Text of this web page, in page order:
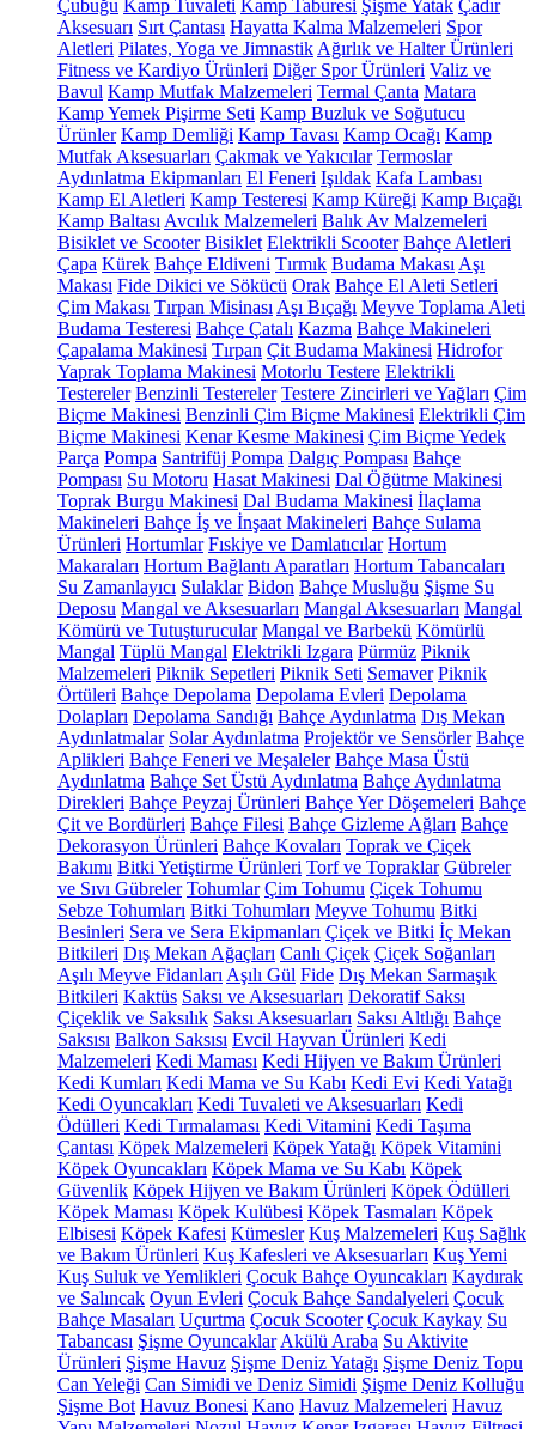
Çubuğu Kamp Tuvaleti Kamp Taburesi Şişme Yatak Çadır
Aksesuarı Sırt Çantası Hayatta Kalma Malzemeleri Spor
Aletleri Pilates, Yoga ve Jimnastik Ağırlık ve Halter Ürünleri
Fitness ve Kardiyo Ürünleri Diğer Spor Ürünleri Valiz ve
Bavul Kamp Mutfak Malzemeleri Termal Çanta Matara
Kamp Yemek Pişirme Seti Kamp Buzluk ve Soğutucu
Ürünler Kamp Demliği Kamp Tavası Kamp Ocağı Kamp
Mutfak Aksesuarları Çakmak ve Yakıcılar Termoslar
Aydınlatma Ekipmanları El Feneri Işıldak Kafa Lambası
Kamp El Aletleri Kamp Testeresi Kamp Küreği Kamp Bıçağı
Kamp Baltası Avcılık Malzemeleri Balık Av Malzemeleri
Bisiklet ve Scooter Bisiklet Elektrikli Scooter Bahçe Aletleri
Çapa Kürek Bahçe Eldiveni Tırmık Budama Makası Aşı
Makası Fide Dikici ve Sökücü Orak Bahçe El Aleti Setleri
Çim Makası Tırpan Misinası Aşı Bıçağı Meyve Toplama Aleti
Budama Testeresi Bahçe Çatalı Kazma Bahçe Makineleri
Çapalama Makinesi Tırpan Çit Budama Makinesi Hidrofor
Yaprak Toplama Makinesi Motorlu Testere Elektrikli
Testereler Benzinli Testereler Testere Zincirleri ve Yağları Çim
Biçme Makinesi Benzinli Çim Biçme Makinesi Elektrikli Çim
Biçme Makinesi Kenar Kesme Makinesi Çim Biçme Yedek
Parça Pompa Santrifüj Pompa Dalgıç Pompası Bahçe
Pompası Su Motoru Hasat Makinesi Dal Öğütme Makinesi
Toprak Burgu Makinesi Dal Budama Makinesi İlaçlama
Makineleri Bahçe İş ve İnşaat Makineleri Bahçe Sulama
Ürünleri Hortumlar Fıskiye ve Damlatıcılar Hortum
Makaraları Hortum Bağlantı Aparatları Hortum Tabancaları
Su Zamanlayıcı Sulaklar Bidon Bahçe Musluğu Şişme Su
Deposu Mangal ve Aksesuarları Mangal Aksesuarları Mangal
Kömürü ve Tutuşturucular Mangal ve Barbekü Kömürlü
Mangal Tüplü Mangal Elektrikli Izgara Pürmüz Piknik
Malzemeleri Piknik Sepetleri Piknik Seti Semaver Piknik
Örtüleri Bahçe Depolama Depolama Evleri Depolama
Dolapları Depolama Sandığı Bahçe Aydınlatma Dış Mekan
Aydınlatmalar Solar Aydınlatma Projektör ve Sensörler Bahçe
Aplikleri Bahçe Feneri ve Meşaleler Bahçe Masa Üstü
Aydınlatma Bahçe Set Üstü Aydınlatma Bahçe Aydınlatma
Direkleri Bahçe Peyzaj Ürünleri Bahçe Yer Döşemeleri Bahçe
Çit ve Bordürleri Bahçe Filesi Bahçe Gizleme Ağları Bahçe
Dekorasyon Ürünleri Bahçe Kovaları Toprak ve Çiçek
Bakımı Bitki Yetiştirme Ürünleri Torf ve Topraklar Gübreler
ve Sıvı Gübreler Tohumlar Çim Tohumu Çiçek Tohumu
Sebze Tohumları Bitki Tohumları Meyve Tohumu Bitki
Besinleri Sera ve Sera Ekipmanları Çiçek ve Bitki İç Mekan
Bitkileri Dış Mekan Ağaçları Canlı Çiçek Çiçek Soğanları
Aşılı Meyve Fidanları Aşılı Gül Fide Dış Mekan Sarmaşık
Bitkileri Kaktüs Saksı ve Aksesuarları Dekoratif Saksı
Çiçeklik ve Saksılık Saksı Aksesuarları Saksı Altlığı Bahçe
Saksısı Balkon Saksısı Evcil Hayvan Ürünleri Kedi
Malzemeleri Kedi Maması Kedi Hijyen ve Bakım Ürünleri
Kedi Kumları Kedi Mama ve Su Kabı Kedi Evi Kedi Yatağı
Kedi Oyuncakları Kedi Tuvaleti ve Aksesuarları Kedi
Ödülleri Kedi Tırmalaması Kedi Vitamini Kedi Taşıma
Çantası Köpek Malzemeleri Köpek Yatağı Köpek Vitamini
Köpek Oyuncakları Köpek Mama ve Su Kabı Köpek
Güvenlik Köpek Hijyen ve Bakım Ürünleri Köpek Ödülleri
Köpek Maması Köpek Kulübesi Köpek Tasmaları Köpek
Elbisesi Köpek Kafesi Kümesler Kuş Malzemeleri Kuş Sağlık
ve Bakım Ürünleri Kuş Kafesleri ve Aksesuarları Kuş Yemi
Kuş Suluk ve Yemlikleri Çocuk Bahçe Oyuncakları Kaydırak
ve Salıncak Oyun Evleri Çocuk Bahçe Sandalyeleri Çocuk
Bahçe Masaları Uçurtma Çocuk Scooter Çocuk Kaykay Su
Tabancası Şişme Oyuncaklar Akülü Araba Su Aktivite
Ürünleri Şişme Havuz Şişme Deniz Yatağı Şişme Deniz Topu
Can Yeleği Can Simidi ve Deniz Simidi Şişme Deniz Kolluğu
Şişme Bot Havuz Bonesi Kano Havuz Malzemeleri Havuz